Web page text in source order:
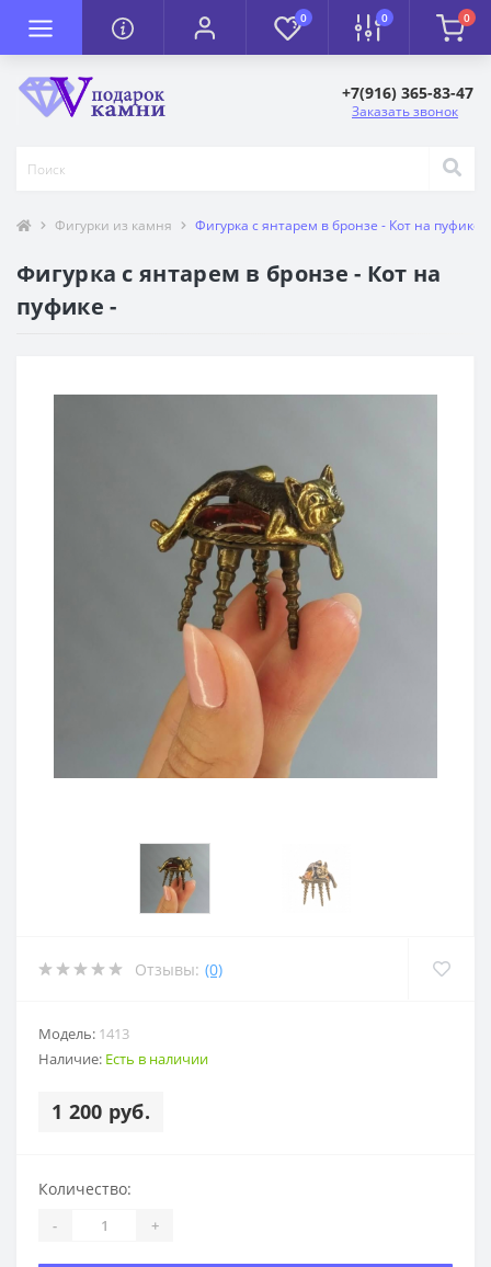
0 0 0
+7(916) 365-83-47
Заказать звонок
Фигурки из камня Фигурка с янтарем в бронзе - Кот на пуфике -
Фигурка с янтарем в бронзе - Кот на
пуфике -
Отзывы: (0)
Модель: 1413
Наличие: Есть в наличии
1 200 руб.
Количество:
- +